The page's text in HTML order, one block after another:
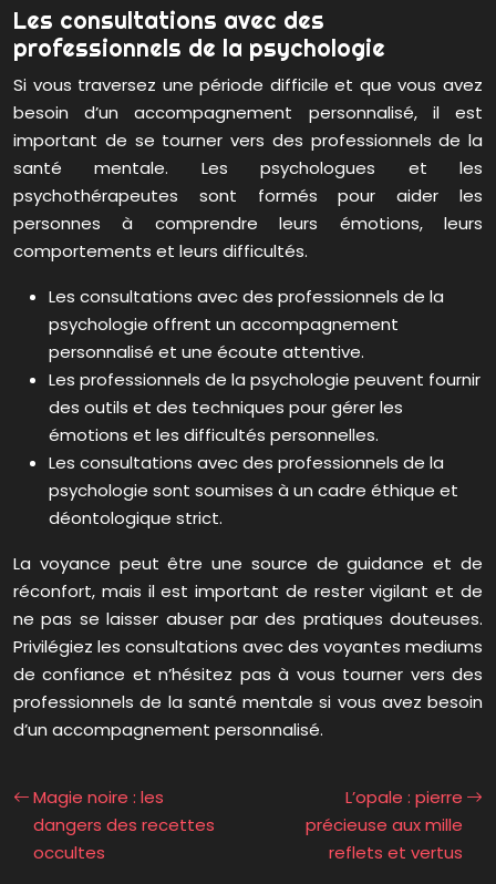
Les consultations avec des
professionnels de la psychologie
Si vous traversez une période difficile et que vous avez
besoin d’un accompagnement personnalisé, il est
important de se tourner vers des professionnels de la
santé mentale. Les psychologues et les
psychothérapeutes sont formés pour aider les
personnes à comprendre leurs émotions, leurs
comportements et leurs difficultés.
Les consultations avec des professionnels de la
psychologie offrent un accompagnement
personnalisé et une écoute attentive.
Les professionnels de la psychologie peuvent fournir
des outils et des techniques pour gérer les
émotions et les difficultés personnelles.
Les consultations avec des professionnels de la
psychologie sont soumises à un cadre éthique et
déontologique strict.
La voyance peut être une source de guidance et de
réconfort, mais il est important de rester vigilant et de
ne pas se laisser abuser par des pratiques douteuses.
Privilégiez les consultations avec des voyantes mediums
de confiance et n’hésitez pas à vous tourner vers des
professionnels de la santé mentale si vous avez besoin
d’un accompagnement personnalisé.
Magie noire : les
dangers des recettes
occultes
L’opale : pierre
précieuse aux mille
reflets et vertus